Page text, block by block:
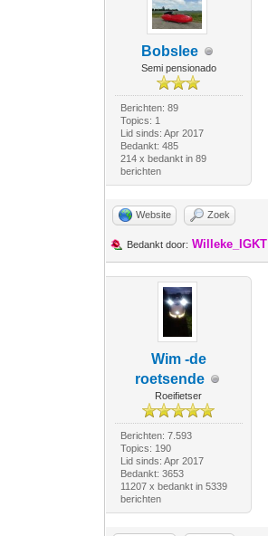
Bobslee
Semi pensionado
Berichten: 89
Topics: 1
Lid sinds: Apr 2017
Bedankt: 485
214 x bedankt in 89
berichten
Website Zoek
Bedankt door: Willeke_IGKT
Wim -de
roetsende
Roeifietser
Berichten: 7.593
Topics: 190
Lid sinds: Apr 2017
Bedankt: 3653
11207 x bedankt in 5339
berichten